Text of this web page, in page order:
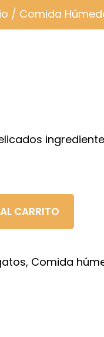
/ Comida
CARRITO
, Comida